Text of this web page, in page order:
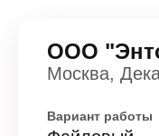
ООО
Москва,
Вариант работы